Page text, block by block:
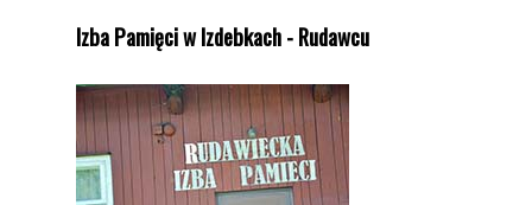
Izba Pamięci w Izdebkach - Rudawcu